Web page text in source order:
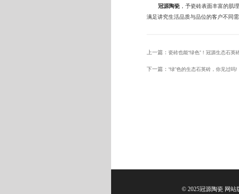
冠源陶瓷，予瓷砖表面丰富的肌
满足讲究生活品质与品位的客户不同需
上一篇： 瓷砖也能“绿色”！冠源生态石英
下一篇： “绿”色的生态石英砖，你见过吗!
© 2025冠源陶瓷 网站